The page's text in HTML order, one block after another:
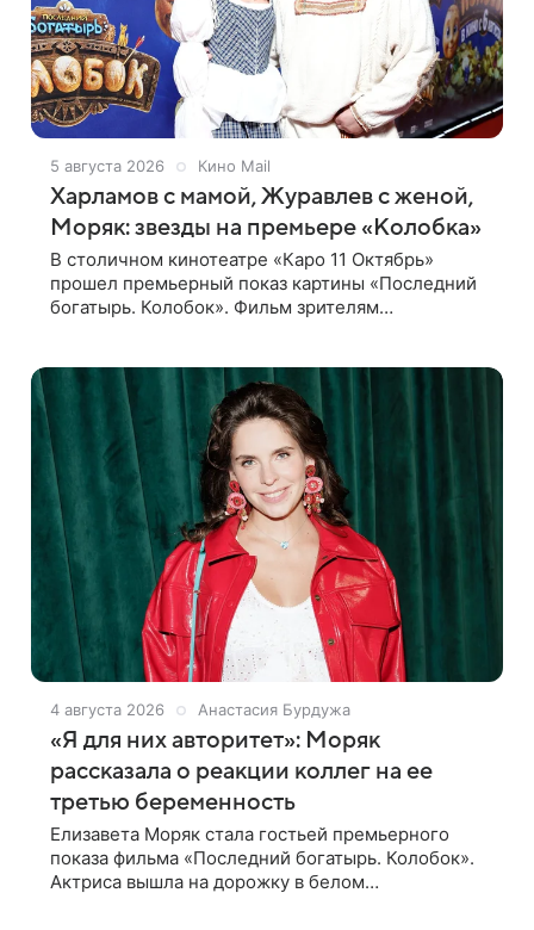
5 августа 2026 Кино Mail
Харламов с мамой, Журавлев с женой,
Моряк: звезды на премьере «Колобка»
В столичном кинотеатре «Каро 11 Октябрь»
прошел премьерный показ картины «Последний
богатырь. Колобок». Фильм зрителям
4 августа 2026 Анастасия Бурдужа
«Я для них авторитет»: Моряк
рассказала о реакции коллег на ее
третью беременность
Елизавета Моряк стала гостьей премьерного
показа фильма «Последний богатырь. Колобок».
Актриса вышла на дорожку в белом